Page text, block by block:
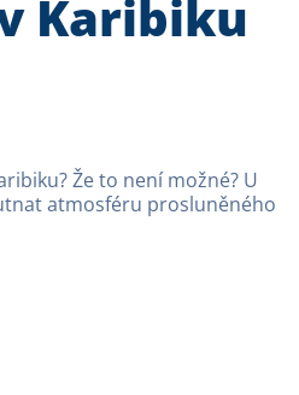
Karibiku
Že to není možné? U
atmosféru prosluněného